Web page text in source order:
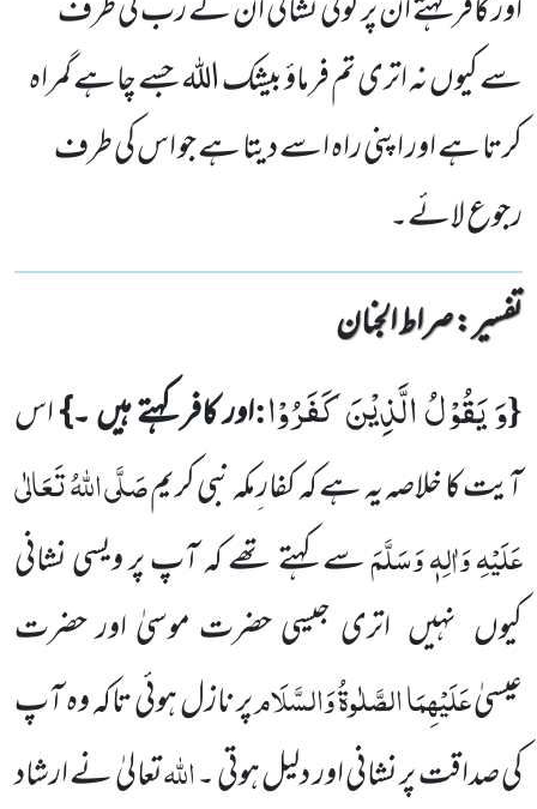
سے کیوں نہ اتری تم فرماؤ بیشک اللہ جسے چاہے گمراہ
کرتا ہے اور اپنی راہ اسے دیتا ہے جو اس کی طرف
رجوع لائے۔
تفسیر : ‎صراط الجنان
{وَ یَقُوْلُ الَّذِیْنَ كَفَرُوْا:اور کافر کہتے ہیں ۔}اس
آیت کا خلاصہ یہ ہے کہ کفار ِمکہ نبی کریمصَلَّی اللّٰہُ تَعَالٰی
عَلَیْہِ وَاٰلِہٖ وَسَلَّمَسے کہتے تھے کہ آپ پر ویسی نشانی
کیوں نہیں اتری جیسی حضرت موسیٰ اور حضرت
عیسیٰعَلَیْہِمَا الصَّلٰوۃُ وَالسَّلَامپر نازل ہوئی تاکہ وہ آپ
کی صداقت پر نشانی اور دلیل ہوتی ۔اللّٰہتعالیٰ نے ارشاد